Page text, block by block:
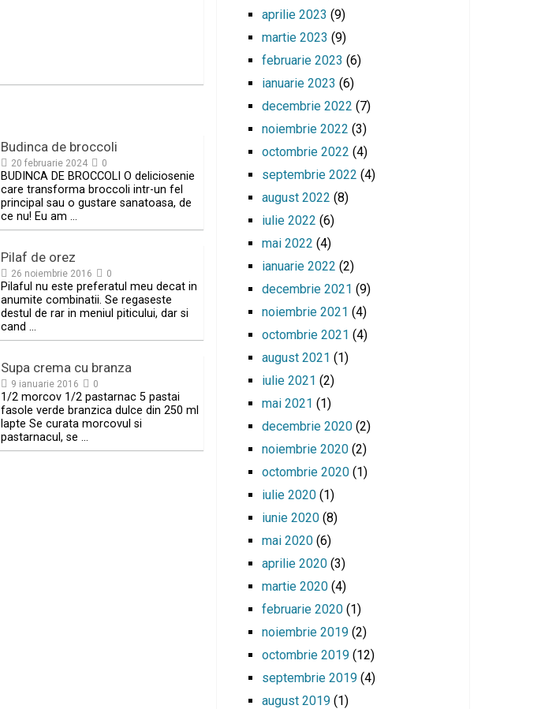
Budinca de broccoli
20 februarie 2024 0
BUDINCA DE BROCCOLI O deliciosenie
care transforma broccoli intr-un fel
principal sau o gustare sanatoasa, de
ce nu! Eu am …
Pilaf de orez
26 noiembrie 2016 0
Pilaful nu este preferatul meu decat in
anumite combinatii. Se regaseste
destul de rar in meniul piticului, dar si
cand …
Supa crema cu branza
9 ianuarie 2016 0
1/2 morcov 1/2 pastarnac 5 pastai
fasole verde branzica dulce din 250 ml
lapte Se curata morcovul si
pastarnacul, se …
aprilie 2023 (9)
martie 2023 (9)
februarie 2023 (6)
ianuarie 2023 (6)
decembrie 2022 (7)
noiembrie 2022 (3)
octombrie 2022 (4)
septembrie 2022 (4)
august 2022 (8)
iulie 2022 (6)
mai 2022 (4)
ianuarie 2022 (2)
decembrie 2021 (9)
noiembrie 2021 (4)
octombrie 2021 (4)
august 2021 (1)
iulie 2021 (2)
mai 2021 (1)
decembrie 2020 (2)
noiembrie 2020 (2)
octombrie 2020 (1)
iulie 2020 (1)
iunie 2020 (8)
mai 2020 (6)
aprilie 2020 (3)
martie 2020 (4)
februarie 2020 (1)
noiembrie 2019 (2)
octombrie 2019 (12)
septembrie 2019 (4)
august 2019 (1)